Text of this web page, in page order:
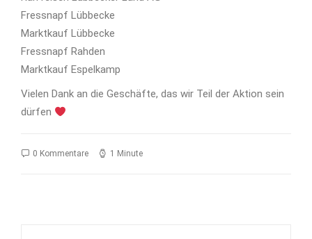
Fressnapf Lübbecke
Marktkauf Lübbecke
Fressnapf Rahden
Marktkauf Espelkamp
Vielen Dank an die Geschäfte, das wir Teil der Aktion sein
dürfen
0 Kommentare 1 Minute